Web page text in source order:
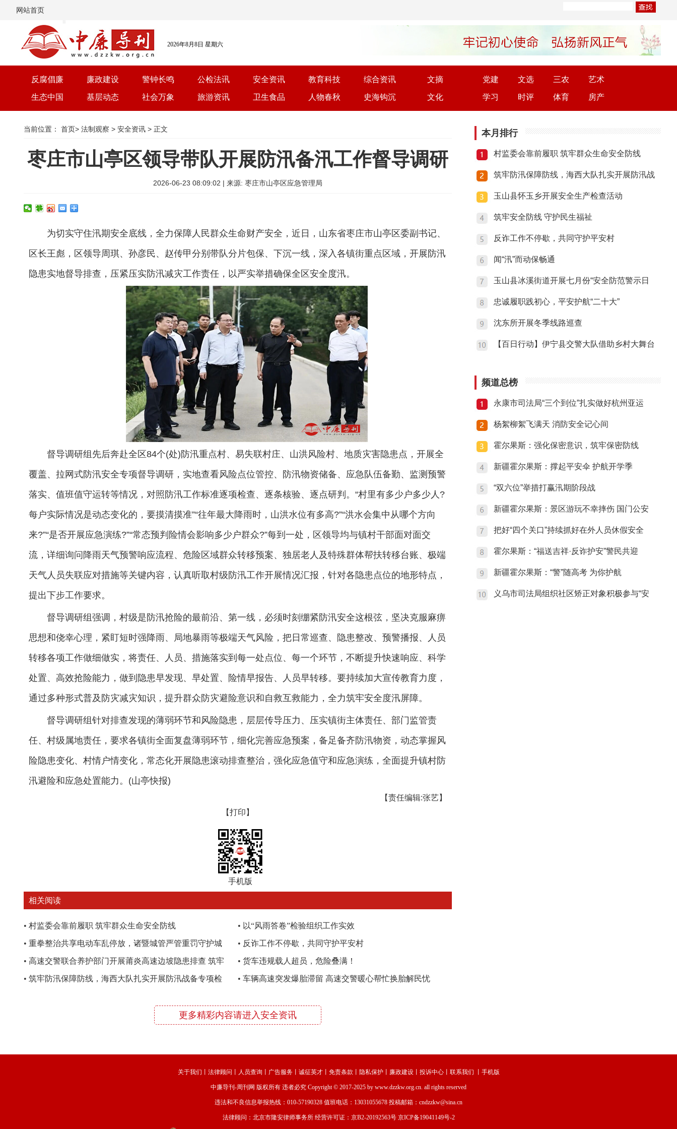
网站首页
2026年8月8日 星期六
反腐倡廉 廉政建设 警钟长鸣 公检法讯 安全资讯 教育科技 综合资讯 文摘
生态中国 基层动态 社会万象 旅游资讯 卫生食品 人物春秋 史海钩沉 文化
党建 文选 三农 艺术
学习 时评 体育 房产
当前位置： 首页> 法制观察 > 安全资讯 > 正文
枣庄市山亭区领导带队开展防汛备汛工作督导调研
2026-06-23 08:09:02 | 来源: 枣庄市山亭区应急管理局
为切实守住汛期安全底线，全力保障人民群众生命财产安全，近日，山东省枣庄市山亭区委副书记、
区长王彪，区领导周琪、孙彦民、赵传甲分别带队分片包保、下沉一线，深入各镇街重点区域，开展防汛
隐患实地督导排查，压紧压实防汛减灾工作责任，以严实举措确保全区安全度汛。
督导调研组先后奔赴全区84个(处)防汛重点村、易失联村庄、山洪风险村、地质灾害隐患点，开展全
覆盖、拉网式防汛安全专项督导调研，实地查看风险点位管控、防汛物资储备、应急队伍备勤、监测预警
落实、值班值守运转等情况，对照防汛工作标准逐项检查、逐条核验、逐点研判。“村里有多少户多少人?
每户实际情况是动态变化的，要摸清摸准”“往年最大降雨时，山洪水位有多高?”“洪水会集中从哪个方向
来?”“是否开展应急演练?”“常态预判险情会影响多少户群众?”每到一处，区领导均与镇村干部面对面交
流，详细询问降雨天气预警响应流程、危险区域群众转移预案、独居老人及特殊群体帮扶转移台账、极端
天气人员失联应对措施等关键内容，认真听取村级防汛工作开展情况汇报，针对各隐患点位的地形特点，
提出下步工作要求。
督导调研组强调，村级是防汛抢险的最前沿、第一线，必须时刻绷紧防汛安全这根弦，坚决克服麻痹
思想和侥幸心理，紧盯短时强降雨、局地暴雨等极端天气风险，把日常巡查、隐患整改、预警播报、人员
转移各项工作做细做实，将责任、人员、措施落实到每一处点位、每一个环节，不断提升快速响应、科学
处置、高效抢险能力，做到隐患早发现、早处置、险情早报告、人员早转移。要持续加大宣传教育力度，
通过多种形式普及防灾减灾知识，提升群众防灾避险意识和自救互救能力，全力筑牢安全度汛屏障。
督导调研组针对排查发现的薄弱环节和风险隐患，层层传导压力、压实镇街主体责任、部门监管责
任、村级属地责任，要求各镇街全面复盘薄弱环节，细化完善应急预案，备足备齐防汛物资，动态掌握风
险隐患变化、村情户情变化，常态化开展隐患滚动排查整治，强化应急值守和应急演练，全面提升镇村防
汛避险和应急处置能力。(山亭快报)
【责任编辑:张艺】
【打印】
手机版
相关阅读
• 村监委会靠前履职 筑牢群众生命安全防线 • 以“风雨答卷”检验组织工作实效
• 重拳整治共享电动车乱停放，诸暨城管严管重罚守护城
市秩序
• 反诈工作不停歇，共同守护平安村
• 高速交警联合养护部门开展莆炎高速边坡隐患排查 筑牢
道路安全防线
• 货车违规载人超员，危险叠满！
• 筑牢防汛保障防线，海西大队扎实开展防汛战备专项检 • 车辆高速突发爆胎滞留 高速交警暖心帮忙换胎解民忧
更多精彩内容请进入安全资讯
本月排行
村监委会靠前履职 筑牢群众生命安全防线
筑牢防汛保障防线，海西大队扎实开展防汛战
玉山县怀玉乡开展安全生产检查活动
筑牢安全防线 守护民生福祉
反诈工作不停歇，共同守护平安村
闻“汛”而动保畅通
玉山县冰溪街道开展七月份“安全防范警示日
忠诚履职践初心，平安护航“二十大”
沈东所开展冬季线路巡查
【百日行动】伊宁县交警大队借助乡村大舞台
频道总榜
永康市司法局“三个到位”扎实做好杭州亚运
杨絮柳絮飞满天 消防安全记心间
霍尔果斯：强化保密意识，筑牢保密防线
新疆霍尔果斯：撑起平安伞 护航开学季
“双六位”举措打赢汛期阶段战
新疆霍尔果斯：景区游玩不幸摔伤 国门公安
把好“四个关口”持续抓好在外人员休假安全
霍尔果斯：“福送吉祥·反诈护安”警民共迎
新疆霍尔果斯：“警”随高考 为你护航
义乌市司法局组织社区矫正对象积极参与“安
关于我们 法律顾问 人员查询 广告服务丨 诚征英才丨 免责条款 隐私保护丨 廉政建设丨 投诉中心丨 联系我们 手机版
中廉导刊-周刊网 版权所有 违者必究 Copyright © 2017-2025 by www.dzzkw.org.cn. all rights reserved
违法和不良信息举报热线：010-57190328 值班电话：13031055678 投稿邮箱：cndzzkw@sina.cn
法律顾问：北京市隆安律师事务所 经营许可证： 京B2-20192563号 京ICP备19041149号-2